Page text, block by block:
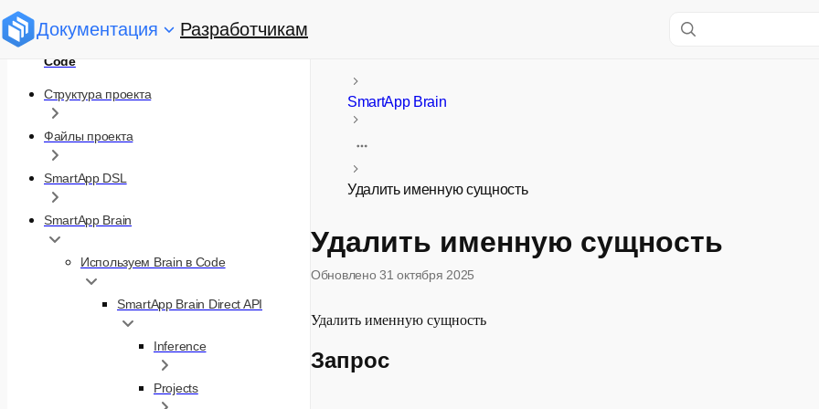
Документация Разработчикам
Code
Структура проекта
Файлы проекта
SmartApp DSL
SmartApp Brain
Используем Brain в Code
SmartApp Brain Direct API
Inference
Projects
SmartApp Brain
Удалить именную сущность
Удалить именную сущность
Обновлено 31 октября 2025
Удалить именную сущность
Запрос